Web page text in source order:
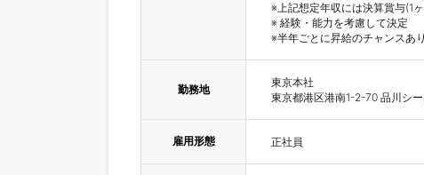
※上記想定年収には決算賞与(1
※ 経験・能力を考慮して決定
※半年ごとに昇給のチャンスあ
勤務地
東京本社
東京都港区港南1-2-70 品川シ
雇用形態 正社員